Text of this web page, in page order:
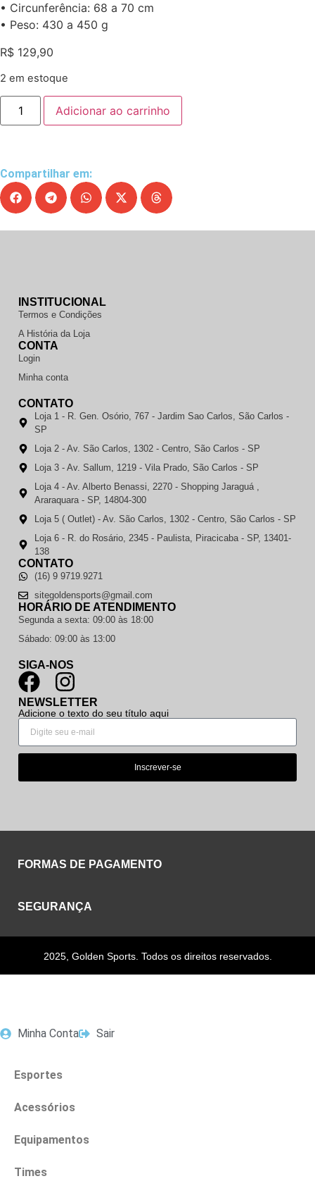
• Circunferência: 68 a 70 cm
• Peso: 430 a 450 g
R$ 129,90
2 em estoque
Adicionar ao carrinho
Compartilhar em:
INSTITUCIONAL
Termos e Condições
A História da Loja
CONTA
Login
Minha conta
CONTATO
Loja 1 - R. Gen. Osório, 767 - Jardim Sao Carlos, São Carlos -
SP
Loja 2 - Av. São Carlos, 1302 - Centro, São Carlos - SP
Loja 3 - Av. Sallum, 1219 - Vila Prado, São Carlos - SP
Loja 4 - Av. Alberto Benassi, 2270 - Shopping Jaraguá ,
Araraquara - SP, 14804-300
Loja 5 ( Outlet) - Av. São Carlos, 1302 - Centro, São Carlos - SP
Loja 6 - R. do Rosário, 2345 - Paulista, Piracicaba - SP, 13401-
138
CONTATO
(16) 9 9719.9271
sitegoldensports@gmail.com
HORÁRIO DE ATENDIMENTO
Segunda a sexta: 09:00 às 18:00
Sábado: 09:00 às 13:00
SIGA-NOS
NEWSLETTER
Adicione o texto do seu título aqui
Inscrever-se
FORMAS DE PAGAMENTO
SEGURANÇA
2025, Golden Sports. Todos os direitos reservados.
Minha Conta Sair
Esportes
Acessórios
Equipamentos
Times